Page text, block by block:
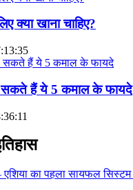
क्या खाना चाहिए?
सकते हैं ये 5 कमाल के फायदे